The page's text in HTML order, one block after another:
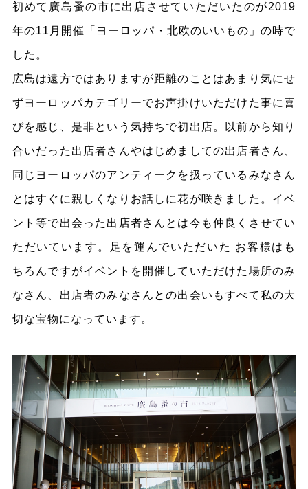
初めて廣島蚤の市に出店させていただいたのが2019
年の11月開催「ヨーロッパ・北欧のいいもの」の時で
した。
広島は遠方ではありますが距離のことはあまり気にせ
ずヨーロッパカテゴリーでお声掛けいただけた事に喜
びを感じ、是非という気持ちで初出店。以前から知り
合いだった出店者さんやはじめましての出店者さん、
同じヨーロッパのアンティークを扱っているみなさん
とはすぐに親しくなりお話しに花が咲きました。イベ
ント等で出会った出店者さんとは今も仲良くさせてい
ただいています。足を運んでいただいた お客様はも
ちろんですがイベントを開催していただけた場所のみ
なさん、出店者のみなさんとの出会いもすべて私の大
切な宝物になっています。